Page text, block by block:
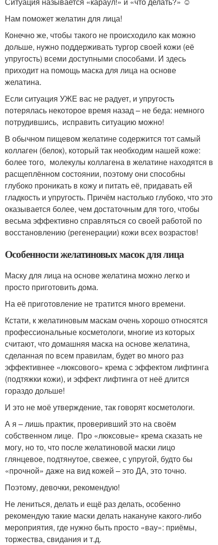
Нам поможет желатин для лица!
Конечно же, чтобы такого не происходило как можно
дольше, нужно поддерживать тургор своей кожи (её
упругость) всеми доступными способами. И здесь
приходит на помощь маска для лица на основе
желатина.
Если ситуация УЖЕ вас не радует, и упругость
потерялась некоторое время назад – не беда: немного
потрудившись, исправить ситуацию можно!
В обычном пищевом желатине содержится тот самый
коллаген (белок), который так необходим нашей коже:
более того, молекулы коллагена в желатине находятся в
расщеплённом состоянии, поэтому они способны
глубоко проникать в кожу и питать её, придавать ей
гладкость и упругость. Причём настолько глубоко, что это
оказывается более, чем достаточным для того, чтобы
весьма эффективно справляться со своей работой по
восстановлению (регенерации) кожи всех возрастов!
Особенности желатиновых масок для лица
Маску для лица на основе желатина можно легко и
просто приготовить дома.
На её приготовление не тратится много времени.
Кстати, к желатиновым маскам очень хорошо относятся
профессиональные косметологи, многие из которых
считают, что домашняя маска на основе желатина,
сделанная по всем правилам, будет во много раз
эффективнее «люксового» крема с эффектом лифтинга
(подтяжки кожи), и эффект лифтинга от неё длится
гораздо дольше!
И это не моё утверждение, так говорят косметологи.
А я – лишь практик, проверивший это на своём
собственном лице. Про «люксовые» крема сказать не
могу, но то, что после желатиновой маски лицо
глянцевое, подтянутое, свежее, с упругой, будто бы
«прочной» даже на вид кожей – это ДА, это точно.
Поэтому, девочки, рекомендую!
Не лениться, делать и ещё раз делать, особенно
рекомендую такие маски делать накануне какого-либо
мероприятия, где нужно быть просто «вау»: приёмы,
торжества, свидания и т.д.